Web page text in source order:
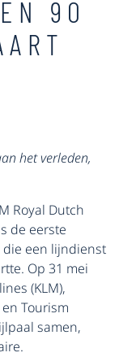
90
het verleden,
Royal Dutch
de eerste
een lijndienst
Op 31 mei
(KLM),
Tourism
samen,